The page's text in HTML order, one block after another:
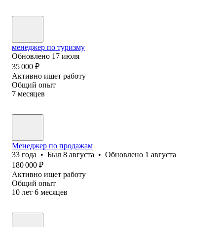
менеджер по туризму
Обновлено 17 июля
35 000 ₽
Активно ищет работу
Общий опыт
7 месяцев
Менеджер по продажам
33 года • Был 8 августа • Обновлено 1 августа
180 000 ₽
Активно ищет работу
Общий опыт
10 лет 6 месяцев